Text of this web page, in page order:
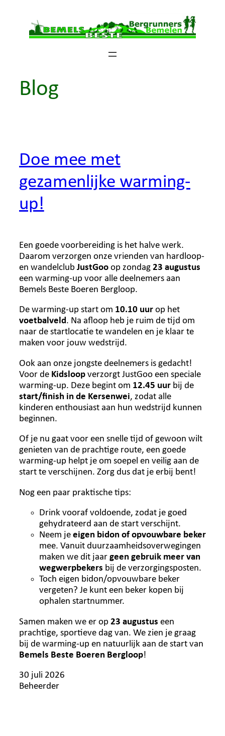
inhoud
Blog
Doe mee met
gezamenlijke warming-
up!
Een goede voorbereiding is het halve werk.
Daarom verzorgen onze vrienden van hardloop-
en wandelclub JustGoo op zondag 23 augustus
een warming-up voor alle deelnemers aan
Bemels Beste Boeren Bergloop.
De warming-up start om 10.10 uur op het
voetbalveld. Na afloop heb je ruim de tijd om
naar de startlocatie te wandelen en je klaar te
maken voor jouw wedstrijd.
Ook aan onze jongste deelnemers is gedacht!
Voor de Kidsloop verzorgt JustGoo een speciale
warming-up. Deze begint om 12.45 uur bij de
start/finish in de Kersenwei, zodat alle
kinderen enthousiast aan hun wedstrijd kunnen
beginnen.
Of je nu gaat voor een snelle tijd of gewoon wilt
genieten van de prachtige route, een goede
warming-up helpt je om soepel en veilig aan de
start te verschijnen. Zorg dus dat je erbij bent!
Nog een paar praktische tips:
Drink vooraf voldoende, zodat je goed
gehydrateerd aan de start verschijnt.
Neem je eigen bidon of opvouwbare beker
mee. Vanuit duurzaamheidsoverwegingen
maken we dit jaar geen gebruik meer van
wegwerpbekers bij de verzorgingsposten.
Toch eigen bidon/opvouwbare beker
vergeten? Je kunt een beker kopen bij
ophalen startnummer.
Samen maken we er op 23 augustus een
prachtige, sportieve dag van. We zien je graag
bij de warming-up en natuurlijk aan de start van
Bemels Beste Boeren Bergloop!
30 juli 2026
Beheerder